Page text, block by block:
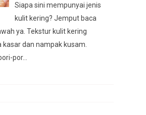
Siapa sini mempunyai jenis
kulit kering? Jemput baca
ya. Tekstur kulit kering
kasar dan nampak kusam.
por...